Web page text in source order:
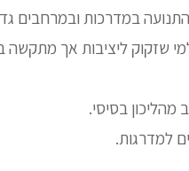
במדרכות ובמרחבים
שזקוק ליציבות אך מתקשה
מהליכון בסיסי.
למדרגות.